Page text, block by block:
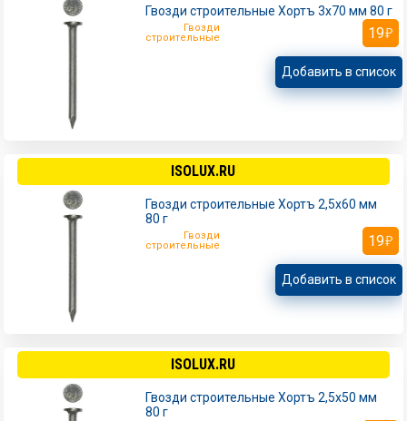
Гвозди строительные Хортъ 3х70 мм 80 г
Гвозди
строительные
19
Добавить в список
ISOLUX.RU
Гвозди строительные Хортъ 2,5х60 мм
80 г
Гвозди
строительные
19
Добавить в список
ISOLUX.RU
Гвозди строительные Хортъ 2,5х50 мм
80 г